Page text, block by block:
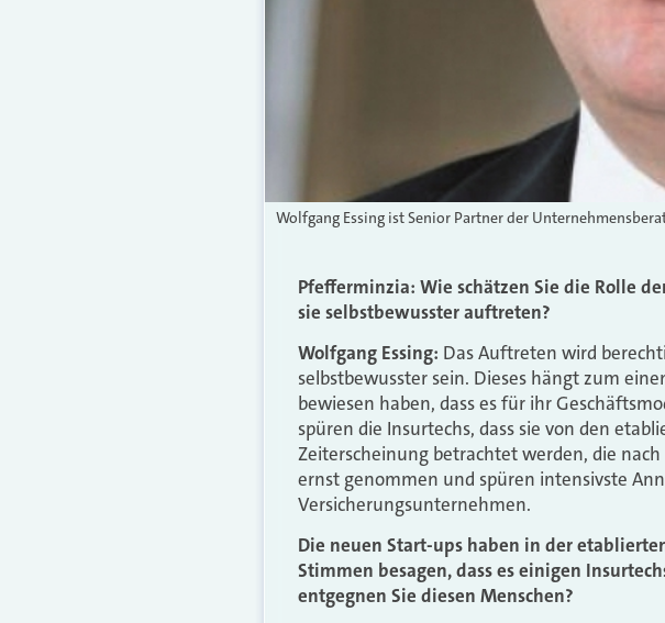
Wolfgang Essing ist Senior Partner der
Pfefferminzia: Wie schätzen Sie die Rolle
sie selbstbewusster auftreten?
Wolfgang Essing: Das Auftreten wird
selbstbewusster sein. Dieses hängt zum
bewiesen haben, dass es für ihr
spüren die Insurtechs, dass sie von den
Zeiterscheinung betrachtet werden, die
ernst genommen und spüren intensivste
Versicherungsunternehmen.
Die neuen Start-ups haben in der
Stimmen besagen, dass es einigen
entgegnen Sie diesen Menschen?